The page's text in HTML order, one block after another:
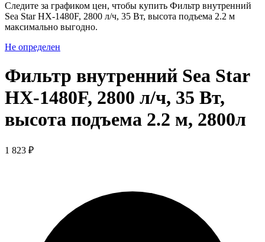
Следите за графиком цен, чтобы купить Фильтр внутренний
Sea Star HX-1480F, 2800 л/ч, 35 Вт, высота подъема 2.2 м
максимально выгодно.
Не определен
Фильтр внутренний Sea Star
HX-1480F, 2800 л/ч, 35 Вт,
высота подъема 2.2 м, 2800л
1 823 ₽